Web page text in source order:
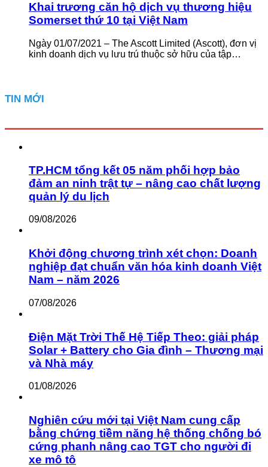
Khai trương căn hộ dịch vụ thương hiệu
Somerset thứ 10 tại Việt Nam
Ngày 01/07/2021 – The Ascott Limited (Ascott), đơn vị
kinh doanh dịch vụ lưu trú thuộc sở hữu của tập…
TIN MỚI
TP.HCM tổng kết 05 năm phối hợp bảo
đảm an ninh trật tự – nâng cao chất lượng
quản lý du lịch
09/08/2026
Khởi động chương trình xét chọn: Doanh
nghiệp đạt chuẩn văn hóa kinh doanh Việt
Nam – năm 2026
07/08/2026
Điện Mặt Trời Thế Hệ Tiếp Theo: giải pháp
Solar + Battery cho Gia đình – Thương mại
và Nhà máy
01/08/2026
Nghiên cứu mới tại Việt Nam cung cấp
bằng chứng tiềm năng hệ thống chống bó
cứng phanh nâng cao TGT cho người đi
xe mô tô